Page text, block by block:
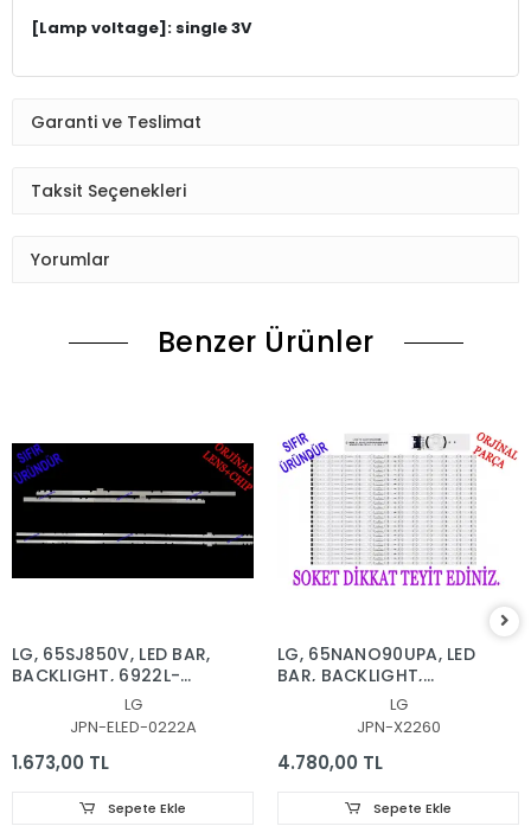
[Lamp voltage]: single 3V
Garanti ve Teslimat
Taksit Seçenekleri
Yorumlar
Benzer Ürünler
LG, 65SJ850V, LED BAR,
BACKLIGHT, 6922L-
0222A, 6916L2879A,
6916L2873A, 65'' V17
AS1 2879, 2873
LG
JPN-ELED-0222A
1.673,00 TL
Sepete Ekle
LG, 65NANO90UPA, LED
BAR, BACKLIGHT,
LG
JPN-X2260
4.780,00 TL
Sepete Ekle